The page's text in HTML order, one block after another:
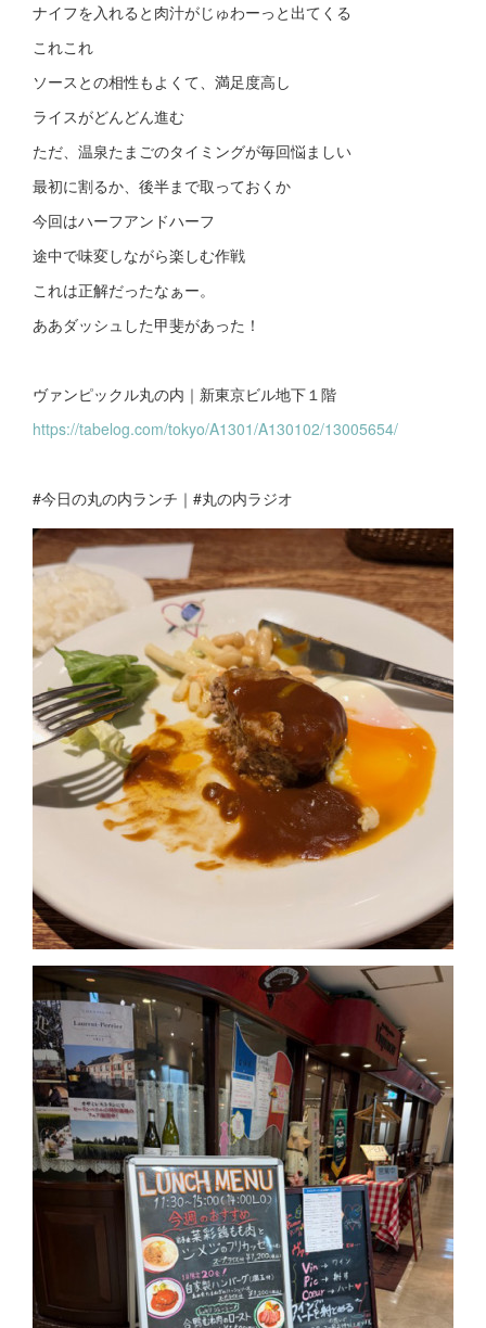
ナイフを入れると肉汁がじゅわーっと出てくる
これこれ
ソースとの相性もよくて、満足度高し
ライスがどんどん進む
ただ、温泉たまごのタイミングが毎回悩ましい
最初に割るか、後半まで取っておくか
今回はハーフアンドハーフ
途中で味変しながら楽しむ作戦
これは正解だったなぁー。
ああダッシュした甲斐があった！
ヴァンピックル丸の内｜新東京ビル地下１階
https://tabelog.com/tokyo/A1301/A130102/13005654/
#今日の丸の内ランチ｜#丸の内ラジオ